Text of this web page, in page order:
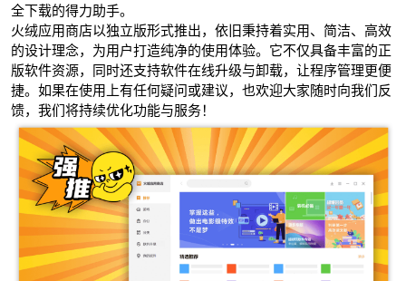
全下载的得力助手。
火绒应用商店以独立版形式推出，依旧秉持着实用、简洁、高效
的设计理念，为用户打造纯净的使用体验。它不仅具备丰富的正
版软件资源，同时还支持软件在线升级与卸载，让程序管理更便
捷。如果在使用上有任何疑问或建议，也欢迎大家随时向我们反
馈，我们将持续优化功能与服务！